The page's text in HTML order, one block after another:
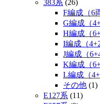
383系 (26)
F編成（6
G編成（
H編成（
I編成（
J編成（
K編成（
L編成（
その他 (1)
E127系 (11)